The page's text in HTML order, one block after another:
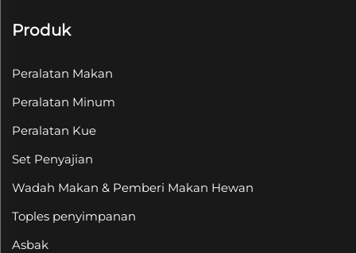
Produk
Peralatan Makan
Peralatan Minum
Peralatan Kue
Set Penyajian
Wadah Makan & Pemberi Makan Hewan
Toples penyimpanan
Asbak